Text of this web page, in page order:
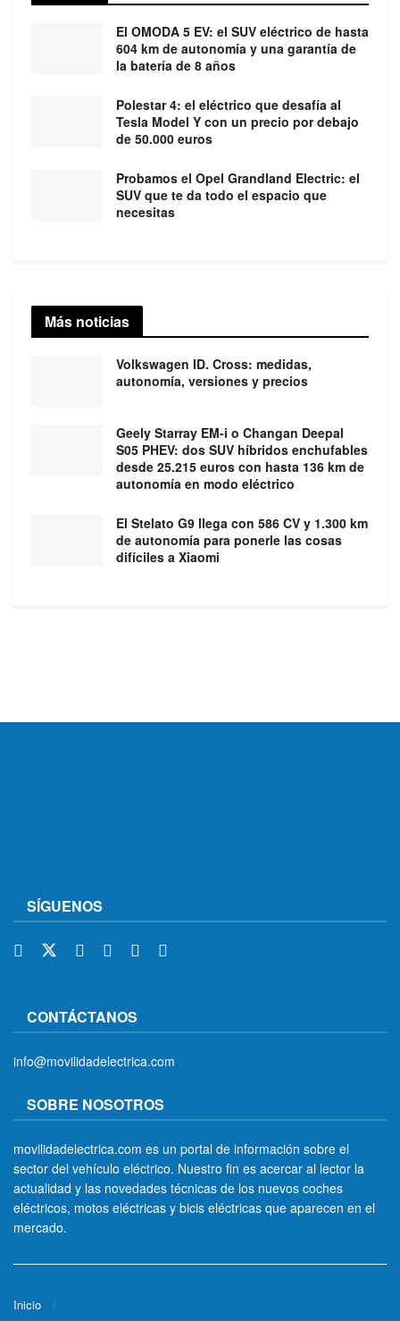
El OMODA 5 EV: el SUV eléctrico de hasta
604 km de autonomía y una garantía de
la batería de 8 años
Polestar 4: el eléctrico que desafía al
Tesla Model Y con un precio por debajo
de 50.000 euros
Probamos el Opel Grandland Electric: el
SUV que te da todo el espacio que
necesitas
Más noticias
Volkswagen ID. Cross: medidas,
autonomía, versiones y precios
Geely Starray EM-i o Changan Deepal
S05 PHEV: dos SUV híbridos enchufables
desde 25.215 euros con hasta 136 km de
autonomía en modo eléctrico
El Stelato G9 llega con 586 CV y 1.300 km
de autonomía para ponerle las cosas
difíciles a Xiaomi
SÍGUENOS
CONTÁCTANOS
info@movilidadelectrica.com
SOBRE NOSOTROS
movilidadelectrica.com es un portal de información sobre el
sector del vehículo eléctrico. Nuestro fin es acercar al lector la
actualidad y las novedades técnicas de los nuevos coches
eléctricos, motos eléctricas y bicis eléctricas que aparecen en el
mercado.
Inicio